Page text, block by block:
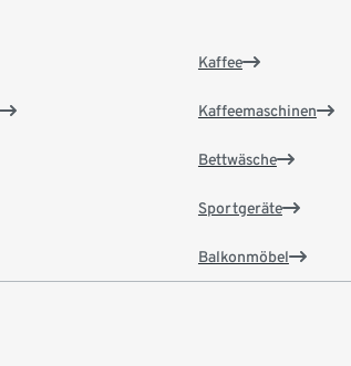
Kaffee
Kaffeemaschinen
Bettwäsche
Sportgeräte
Balkonmöbel